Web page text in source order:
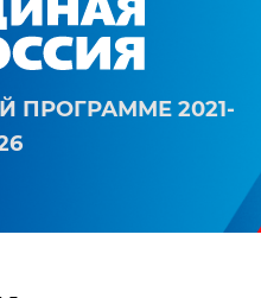
ПРОГРАММЕ 2021-